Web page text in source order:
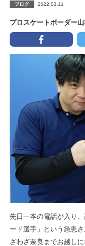
ブログ 2022.03.11
プロスケートボーダー
先日一本の電話が入り
ード選手」という急患
ざわざ奈良までお越しに